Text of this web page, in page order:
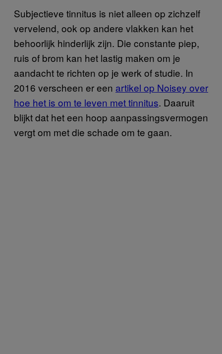
Subjectieve tinnitus is niet alleen op zichzelf
vervelend, ook op andere vlakken kan het
behoorlijk hinderlijk zijn. Die constante piep,
ruis of brom kan het lastig maken om je
aandacht te richten op je werk of studie. In
2016 verscheen er een artikel op Noisey over
hoe het is om te leven met tinnitus. Daaruit
blijkt dat het een hoop aanpassingsvermogen
vergt om met die schade om te gaan.